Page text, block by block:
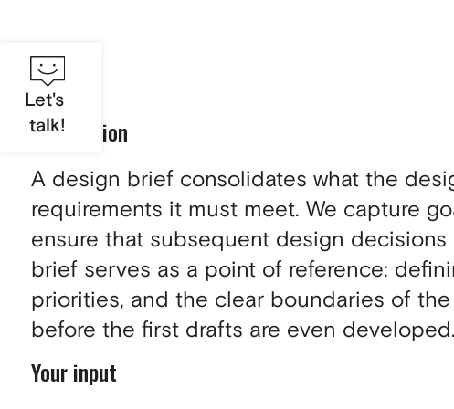
Let's
talk!
Description
A design brief consolidates what the
requirements it must meet. We capture
ensure that subsequent design
brief serves as a point of reference:
priorities, and the clear boundaries of
before the first drafts are even developed.
Your input